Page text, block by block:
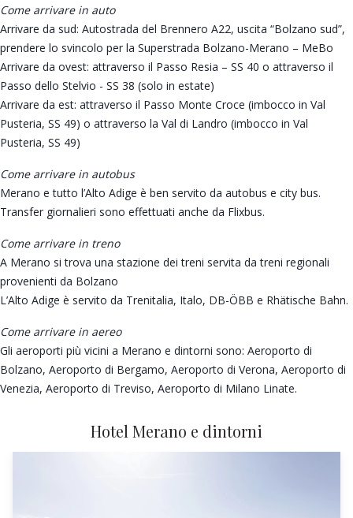
Come arrivare in auto
Arrivare da sud: Autostrada del Brennero A22, uscita “Bolzano sud”,
prendere lo svincolo per la Superstrada Bolzano-Merano – MeBo
Arrivare da ovest: attraverso il Passo Resia – SS 40 o attraverso il
Passo dello Stelvio - SS 38 (solo in estate)
Arrivare da est: attraverso il Passo Monte Croce (imbocco in Val
Pusteria, SS 49) o attraverso la Val di Landro (imbocco in Val
Pusteria, SS 49)
Come arrivare in autobus
Merano e tutto l’Alto Adige è ben servito da autobus e city bus.
Transfer giornalieri sono effettuati anche da Flixbus.
Come arrivare in treno
A Merano si trova una stazione dei treni servita da treni regionali
provenienti da Bolzano
L’Alto Adige è servito da Trenitalia, Italo, DB-ÖBB e Rhätische Bahn.
Come arrivare in aereo
Gli aeroporti più vicini a Merano e dintorni sono: Aeroporto di
Bolzano, Aeroporto di Bergamo, Aeroporto di Verona, Aeroporto di
Venezia, Aeroporto di Treviso, Aeroporto di Milano Linate.
Hotel Merano e dintorni